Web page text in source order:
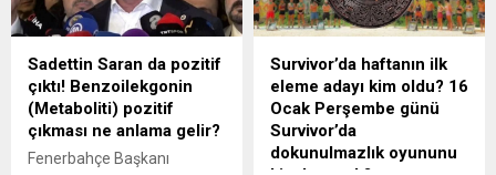
Sadettin Saran da pozitif
çıktı! Benzoilekgonin
(Metaboliti) pozitif
çıkması ne anlama gelir?
Fenerbahçe Başkanı
Survivor’da haftanın ilk
eleme adayı kim oldu? 16
Ocak Perşembe günü
Survivor’da
dokunulmazlık oyununu